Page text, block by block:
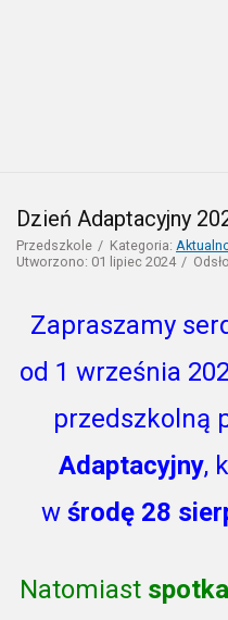
Dzień Adaptacyjny
Przedszkole Kategoria:
Utworzono: 01 lipiec 2024
Zapraszamy
od 1 września
przedszkolną
Adaptacyjny,
w środę 28
Natomiast